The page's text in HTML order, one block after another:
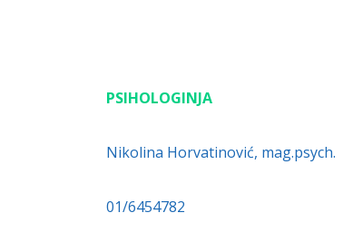
PSIHOLOGINJA
Nikolina Horvatinović, mag.psych.
01/6454782